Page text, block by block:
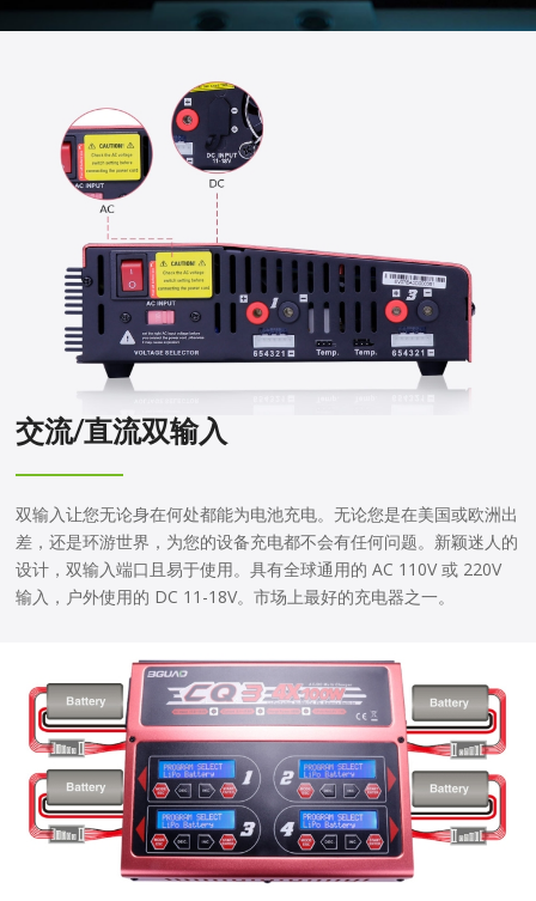
交流/直流双输入
双输入让您无论身在何处都能为电池充电。无论您是在美国或欧洲出
差，还是环游世界，为您的设备充电都不会有任何问题。新颖迷人的
设计，双输入端口且易于使用。具有全球通用的 AC 110V 或 220V
输入，户外使用的 DC 11-18V。市场上最好的充电器之一。